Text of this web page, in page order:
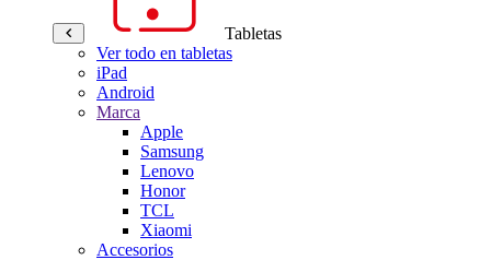
Tabletas
Ver todo en tabletas
iPad
Android
Marca
Apple
Samsung
Lenovo
Honor
TCL
Xiaomi
Accesorios